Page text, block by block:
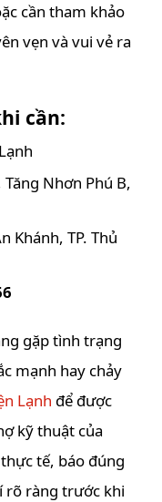
cần tham khảo
vẹn và vui vẻ ra
cần:
Nhơn Phú B,
Khánh, TP. Thủ
gặp tình trạng
mạnh hay chảy
Lạnh để được
kỹ thuật của
tế, báo đúng
rõ ràng trước khi